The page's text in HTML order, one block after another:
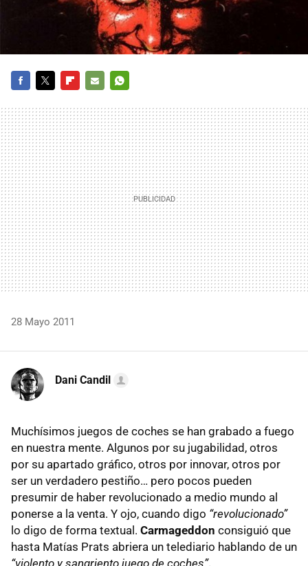
MAIL
28 Mayo 2011
Dani Candil
Muchísimos juegos de coches se han grabado a fuego
en nuestra mente. Algunos por su jugabilidad, otros
por su apartado gráfico, otros por innovar, otros por
ser un verdadero pestiño… pero pocos pueden
presumir de haber revolucionado a medio mundo al
ponerse a la venta. Y ojo, cuando digo “revolucionado”
lo digo de forma textual. Carmageddon consiguió que
hasta Matías Prats abriera un telediario hablando de un
“violento y sangriento juego de coches”.